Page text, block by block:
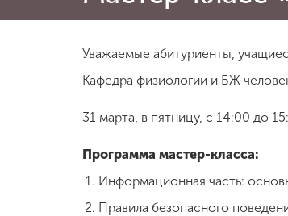
Обучение
Международная
деятельность
Уважаемые абитуриенты,
Кафедра физиологии и БЖ
31 марта, в пятницу, с 14:00 до
Программа мастер-класса:
Информационная часть:
Правила безопасного